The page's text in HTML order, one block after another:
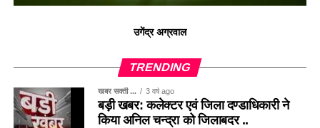
उगेंद्र अग्रवाल
TRENDING
खबर सक्ती ... 3 वर्ष ago
बड़ी खबर: कलेक्टर एवं जिला दण्डाधिकारी ने
किया अनिल चन्द्रा को जिलाबदर ..